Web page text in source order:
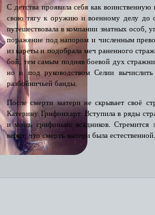
С детства проявила себя как
свою тягу к оружию и военному делу до
путешествовала в компании знатных особ,
поражение под напором и численным
из кареты и подобрала меч раненного
бой, тем самым подняв боевой дух
но и под руководством Селии
разбойничьей банды.
После смерти матери не скрывает своё
Катерину Грифонхарт. Вступила в ряды
и мощь грифоньих всадников. Стремится
верит, что смерть матери была естественной.